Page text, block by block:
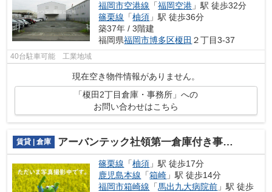
福岡市空港線 「福岡空港 」駅 徒歩32分
篠栗線 「柚須 」駅 徒歩36分
築37年 / 3階建
福岡県福岡市博多区榎田 ２丁目3-37
40台駐車可能 工業地域
現在空き物件情報がありません。
「榎田2丁目倉庫・事務所」への
お問い合わせはこちら
賃貸 | 倉庫 アーバンテック社領第一倉庫付き事務所
篠栗線 「柚須 」駅 徒歩17分
鹿児島本線 「箱崎 」駅 徒歩14分
福岡市箱崎線 「馬出九大病院前 」駅 徒歩